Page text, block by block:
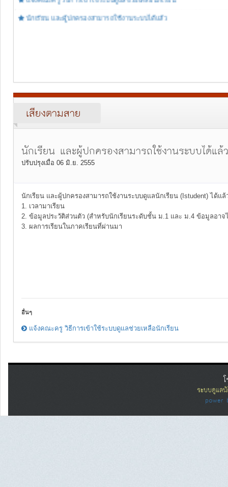
นักเรียน และผู้ปกครองสามารถใช้งานระบบได้แล้ว
เสียงตามสาย
นักเรียน และผู้ปกครองสามารถใช้งานระบบได้แล้ว
ปรับปรุงเมื่อ 06 มิ.ย. 2555
นักเรียน และผู้ปกครองสามารถใช้งานระบบดูแลนักเรียน (Istudent) ได้แ
1. เวลามาเรียน
2. ข้อมูลประวัติส่วนตัว (สำหรับนักเรียนระดับชั้น ม.1 และ ม.4 ข้อมูลอา
3. ผลการเรียนในภาคเรียนที่ผ่านมา
อื่นๆ
แจ้งคณะครู วิธีการเข้าใช้ระบบดูแลช่วยเหลือนักเรียน
ระบบดูแล
power